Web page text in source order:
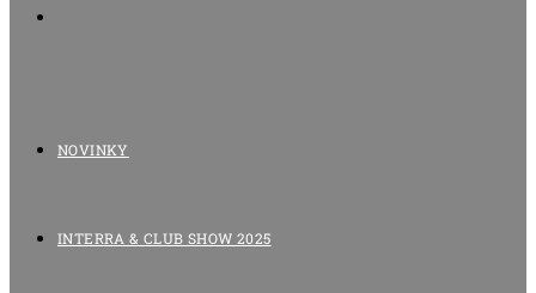
NOVINKY
INTERRA & CLUB SHOW 2025